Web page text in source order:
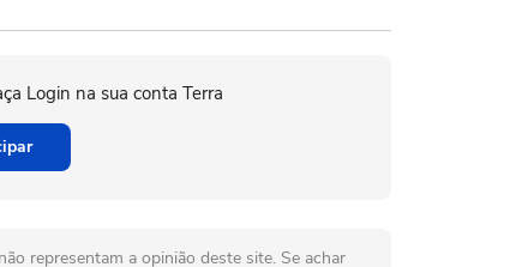
Login na sua conta Terra
representam a opinião deste site. Se achar